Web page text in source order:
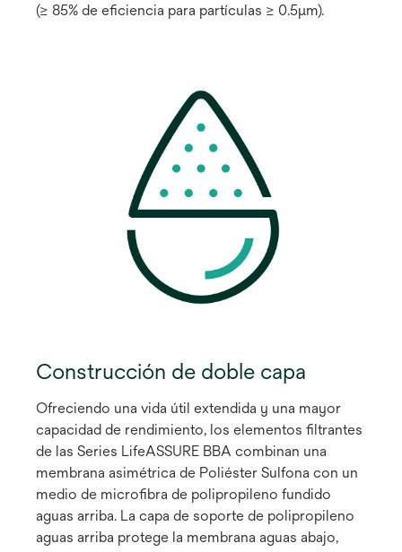
(≥ 85% de eficiencia para partículas ≥ 0.5μm).
Construcción de doble capa
Ofreciendo una vida útil extendida y una mayor
capacidad de rendimiento, los elementos filtrantes
de las Series LifeASSURE BBA combinan una
membrana asimétrica de Poliéster Sulfona con un
medio de microfibra de polipropileno fundido
aguas arriba. La capa de soporte de polipropileno
aguas arriba protege la membrana aguas abajo,